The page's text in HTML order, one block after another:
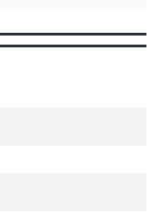
2026 AUG 05